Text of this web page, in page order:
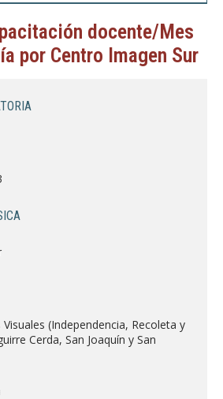
POSTGRADO
EXTENSIÓN
BIBLIOTECA
docente/Mes
por Centro Imagen Sur
(Independencia, Recoleta y
Cerda, San Joaquín y San